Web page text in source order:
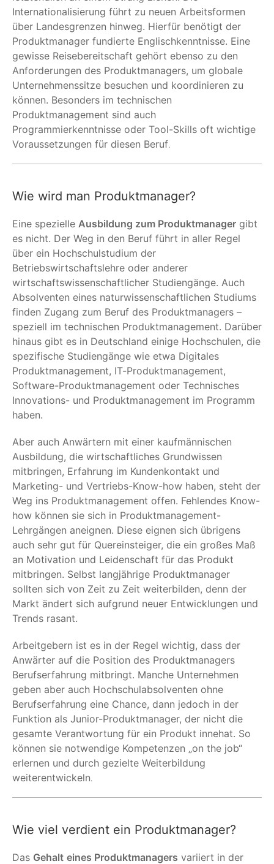
Internationalisierung führt zu neuen Arbeitsformen
über Landesgrenzen hinweg. Hierfür benötigt der
Produktmanager fundierte Englischkenntnisse. Eine
gewisse Reisebereitschaft gehört ebenso zu den
Anforderungen des Produktmanagers, um globale
Unternehmenssitze besuchen und koordinieren zu
können. Besonders im technischen
Produktmanagement sind auch
Programmierkenntnisse oder Tool-Skills oft wichtige
Voraussetzungen für diesen Beruf.
Wie wird man Produktmanager?
Eine spezielle Ausbildung zum Produktmanager gibt
es nicht. Der Weg in den Beruf führt in aller Regel
über ein Hochschulstudium der
Betriebswirtschaftslehre oder anderer
wirtschaftswissenschaftlicher Studiengänge. Auch
Absolventen eines naturwissenschaftlichen Studiums
finden Zugang zum Beruf des Produktmanagers –
speziell im technischen Produktmanagement. Darüber
hinaus gibt es in Deutschland einige Hochschulen, die
spezifische Studiengänge wie etwa Digitales
Produktmanagement, IT-Produktmanagement,
Software-Produktmanagement oder Technisches
Innovations- und Produktmanagement im Programm
haben.
Aber auch Anwärtern mit einer kaufmännischen
Ausbildung, die wirtschaftliches Grundwissen
mitbringen, Erfahrung im Kundenkontakt und
Marketing- und Vertriebs-Know-how haben, steht der
Weg ins Produktmanagement offen. Fehlendes Know-
how können sie sich in Produktmanagement-
Lehrgängen aneignen. Diese eignen sich übrigens
auch sehr gut für Quereinsteiger, die ein großes Maß
an Motivation und Leidenschaft für das Produkt
mitbringen. Selbst langjährige Produktmanager
sollten sich von Zeit zu Zeit weiterbilden, denn der
Markt ändert sich aufgrund neuer Entwicklungen und
Trends rasant.
Arbeitgebern ist es in der Regel wichtig, dass der
Anwärter auf die Position des Produktmanagers
Berufserfahrung mitbringt. Manche Unternehmen
geben aber auch Hochschulabsolventen ohne
Berufserfahrung eine Chance, dann jedoch in der
Funktion als Junior-Produktmanager, der nicht die
gesamte Verantwortung für ein Produkt innehat. So
können sie notwendige Kompetenzen „on the job“
erlernen und durch gezielte Weiterbildung
weiterentwickeln.
Wie viel verdient ein Produktmanager?
Das Gehalt eines Produktmanagers variiert in der